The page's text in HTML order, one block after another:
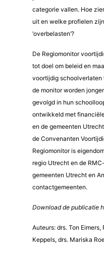
categorie vallen. Hoe
uit en welke profielen
‘overbelasten’?
De Regiomonitor
tot doel om beleid en
voortijdig schoolverlaten
de monitor worden
gevolgd in hun
ontwikkeld met
en de gemeenten
de Convenanten
Regiomonitor is
regio Utrecht en de
gemeenten Utrecht en
contactgemeenten.
Download de publicatie
Auteurs: drs. Ton
Keppels, drs. Mariska